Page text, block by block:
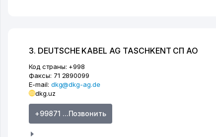
3. DEUTSCHE KABEL AG TASCHKENT СП АО
Код страны: +998
Факсы: 71 2890099
E-mail: dkg@dkg-ag.de
dkg.uz
+99871 ...Позвонить